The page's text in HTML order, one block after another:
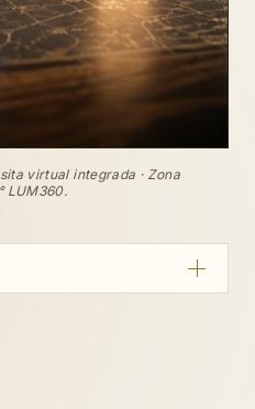
virtual integrada · Zona
LUM360.